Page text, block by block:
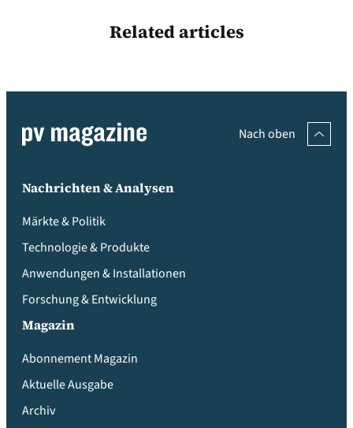
Related articles
Nach oben
Nachrichten & Analysen
Märkte & Politik
Technologie & Produkte
Anwendungen & Installationen
Forschung & Entwicklung
Magazin
Abonnement Magazin
Aktuelle Ausgabe
Archiv